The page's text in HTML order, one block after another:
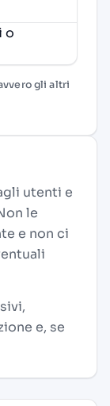
o
gli altri
utenti e
le
e non ci
e, se